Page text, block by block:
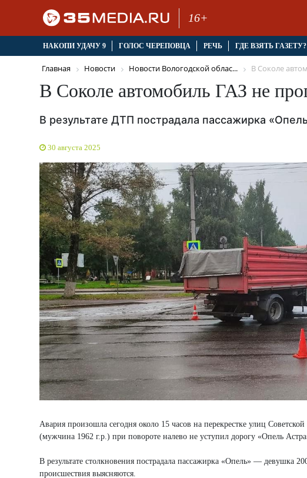
16+
НАКОПИ УДАЧУ 9 ГОЛОС ЧЕРЕПОВЦА РЕЧЬ ГДЕ ВЗЯТЬ ГАЗЕТУ?
Главная Новости Новости Вологодской облас... В Соколе
В Соколе автомобиль ГАЗ не
В результате ДТП пострадала пассажирка
30 августа 2025
Авария произошла сегодня около 15 часов на перекрестке улиц
(мужчина 1962 г.р.) при повороте налево не уступил дорогу «Опель
В результате столкновения пострадала пассажирка «Опель» — девушка
происшествия выясняются.